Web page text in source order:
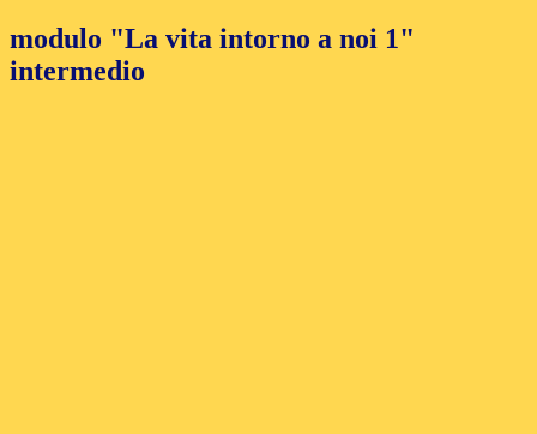
modulo "La vita intorno a noi 1"
intermedio